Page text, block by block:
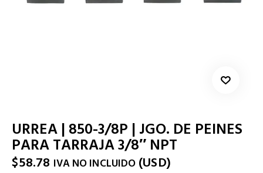
URREA | 850-3/8P | JGO. DE PEINES
PARA TARRAJA 3/8″ NPT
$58.78 IVA NO INCLUIDO (USD)